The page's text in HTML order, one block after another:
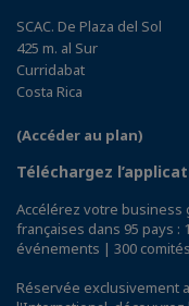
SCAC. De Plaza del Sol
425 m. al Sur
Curridabat
Costa Rica
(Accéder au plan)
Téléchargez
Accélérez votre business
françaises dans 95 pays :
événements | 300
Réservée exclusivement